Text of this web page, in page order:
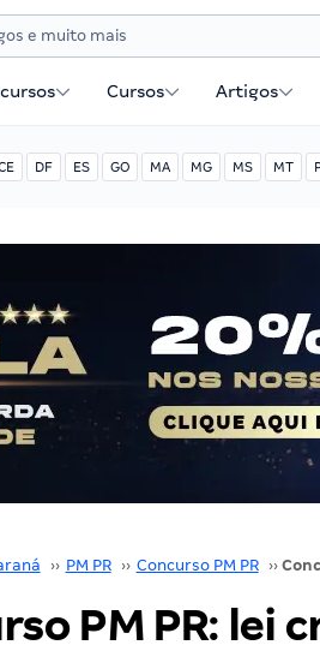
Cursos Artigos
DF ES GO MA MG MS MT
›› PM PR ›› Concurso PM PR ››
PM PR: lei